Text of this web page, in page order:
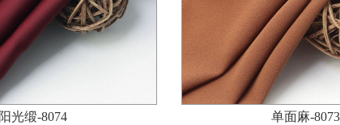
阳光缎-8074 单面麻-8073